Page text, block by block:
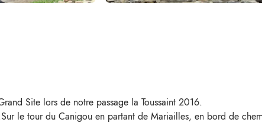
Site lors de notre passage la Toussaint 2016.
le tour du Canigou en partant de Mariailles, en bord de